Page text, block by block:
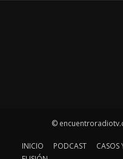
©
INICIO PODCAST CASOS